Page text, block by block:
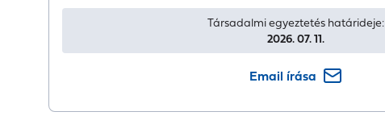
Társadalmi egyeztetés határideje:
2026. 07. 11.
Email írása